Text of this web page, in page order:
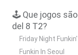
🕹️ Que jogos
del 8 T2?
Friday Night
Funkin In Seoul